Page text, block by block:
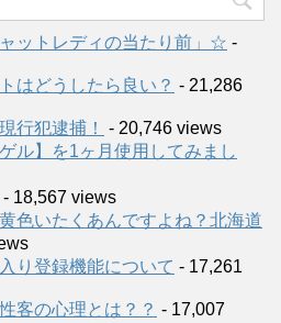
ットレディの当たり前」☆ -
はどうしたら良い？ - 21,286
行犯逮捕！
- 20,746 views
ル】を1ヶ月使用してみまし
- 18,567 views
色いたくあんですよね？北海道
り登録機能について - 17,261
客の心理とは？？ - 17,007